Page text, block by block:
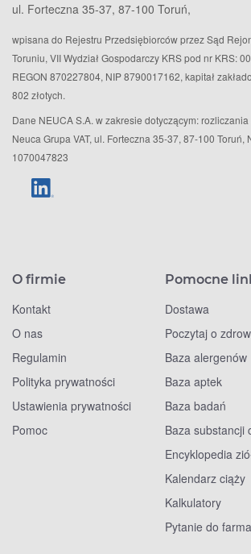
ul. Forteczna 35-37, 87-100 Toruń,
wpisana do Rejestru Przedsiębiorców przez Sąd
Toruniu, VII Wydział Gospodarczy KRS pod nr KRS:
REGON 870227804, NIP 8790017162, kapitał
802 złotych.
Dane NEUCA S.A. w zakresie dotyczącym: rozliczania
Neuca Grupa VAT, ul. Forteczna 35-37, 87-100 Toruń,
1070047823
O firmie
Kontakt
O nas
Regulamin
Polityka prywatności
Ustawienia prywatności
Pomoc
Pomocne
Dostawa
Poczytaj o
Baza alergenów
Baza aptek
Baza badań
Baza substancji
Encyklopedia
Kalendarz ciąży
Kalkulatory
Pytanie do